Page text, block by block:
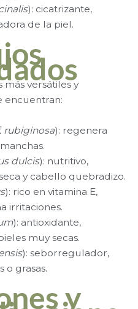
): cicatrizante,
de la piel.
más versátiles y
encuentran:
rubiginosa): regenera
dulcis): nutritivo,
y cabello quebradizo.
): rico en vitamina E,
irritaciones.
): antioxidante,
muy secas.
): seborregulador,
o grasas.
y